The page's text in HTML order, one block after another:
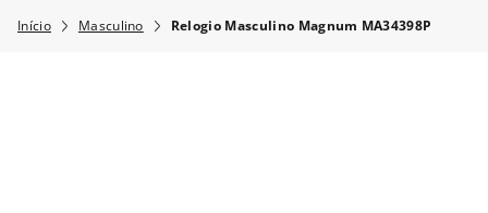
Masculino Relogio Masculino Magnum MA34398P